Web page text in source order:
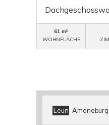
61 m²
WOHNFLÄCHE
Leun Amöneburg